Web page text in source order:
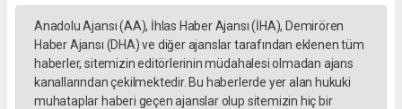
Anadolu Ajansı (AA), İhlas Haber Ajansı (İHA), Demirören
Haber Ajansı (DHA) ve diğer ajanslar tarafından eklenen tüm
haberler, sitemizin editörlerinin müdahalesi olmadan ajans
kanallarından çekilmektedir. Bu haberlerde yer alan hukuki
muhataplar haberi geçen ajanslar olup sitemizin hiç bir